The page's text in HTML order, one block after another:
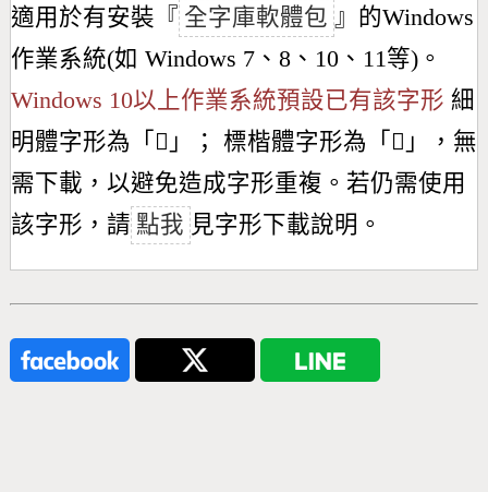
適用於有安裝『 全字庫軟體包 』的Windows
作業系統(如 Windows 7、8、10、11等)。
Windows 10以上作業系統預設已有該字形 細
明體字形為「 𠕄 」； 標楷體字形為「 𠕄 」，無
需下載，以避免造成字形重複。若仍需使用
該字形，請 點我 見字形下載說明。